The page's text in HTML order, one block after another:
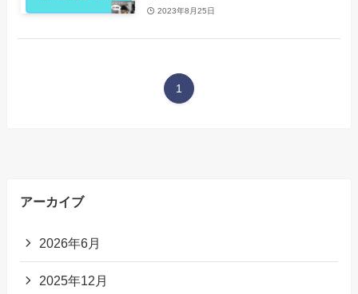
2023年8月25日
1
アーカイブ
2026年6月
2025年12月